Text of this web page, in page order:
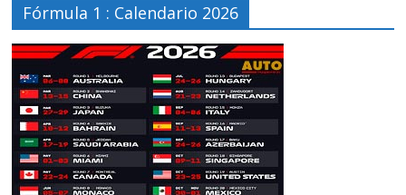
Fórmula 1 : Calendario 2026